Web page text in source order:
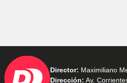
Director: Maximiliano
Dirección: Av.